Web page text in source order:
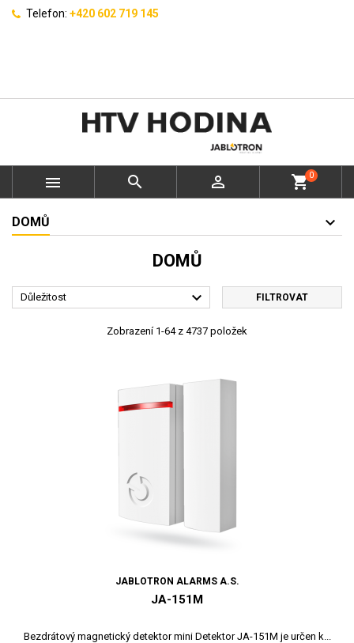
Telefon: +420 602 719 145
   shopping_cart0
DOMŮ
DOMŮ
Důležitost  FILTROVAT
Zobrazení 1-64 z 4737 položek
JABLOTRON ALARMS A.S.
JA-151M
Bezdrátový magnetický detektor mini Detektor JA-151M je určen k...